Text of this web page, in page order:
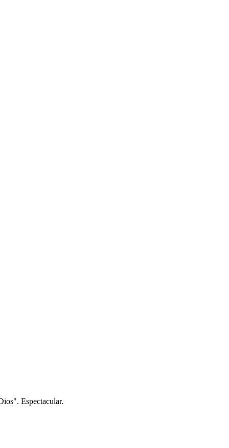
Espectacular.